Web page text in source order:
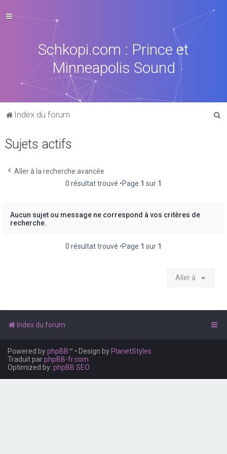
Schkopi.com : Prince et
Minneapolis Sound
Index du forum
Sujets actifs
Aller à la recherche avancée
0 résultat trouvé •Page 1 sur 1
Aucun sujet ou message ne correspond à vos critères de
recherche.
0 résultat trouvé •Page 1 sur 1
Aller à
Index du forum
Powered byphpBB™ • Design by PlanetStyles
Traduit parphpBB-fr.com
Optimized by: phpBB SEO